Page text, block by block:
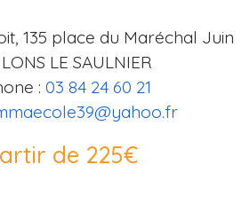
135 place du Maréchal Juin
LE SAULNIER
: 03 84 24 60 21
de 225€